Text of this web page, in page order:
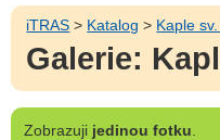
iTRAS > Katalog > Kaple
Galerie:
Zobrazuji jedinou fotku